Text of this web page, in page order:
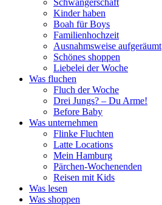
Schwangerschaft
Kinder haben
Boah für Boys
Familienhochzeit
Ausnahmsweise aufgeräumt
Schönes shoppen
Liebelei der Woche
Was fluchen
Fluch der Woche
Drei Jungs? – Du Arme!
Before Baby
Was unternehmen
Flinke Fluchten
Latte Locations
Mein Hamburg
Pärchen-Wochenenden
Reisen mit Kids
Was lesen
Was shoppen